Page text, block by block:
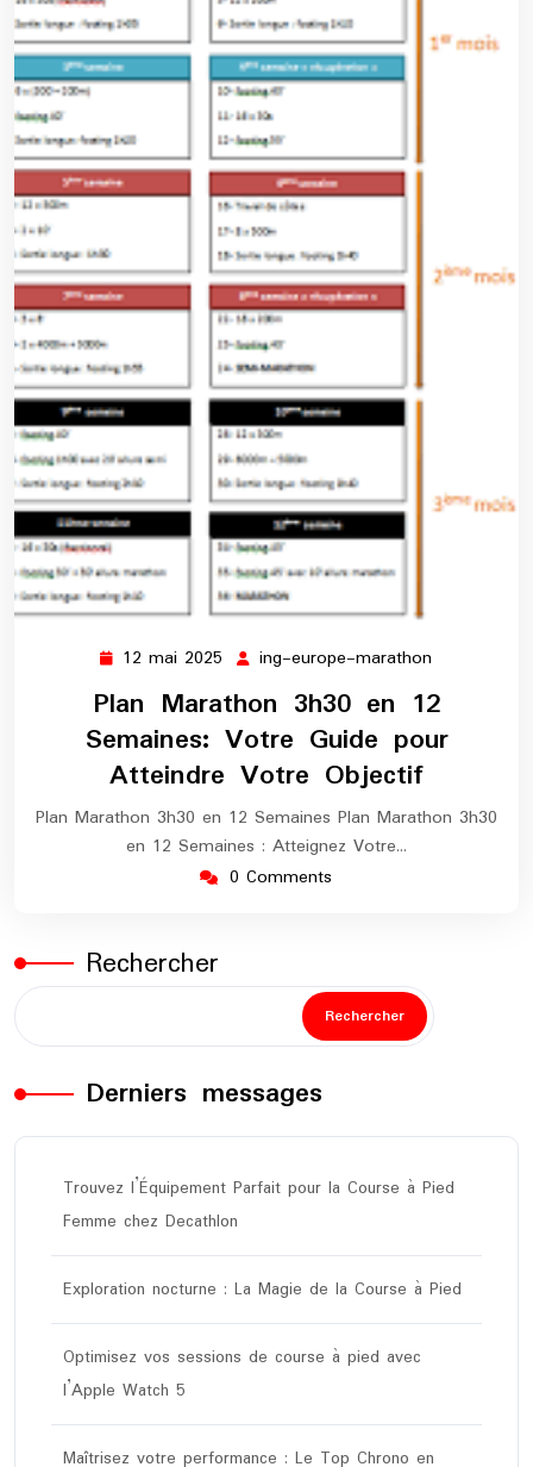
12 mai 2025 12
mai
2025
ing-europe-marathon
europe-
marathon
Plan Marathon 3h30 en 12
Semaines: Votre Guide pour
Atteindre Votre Objectif
Plan Marathon 3h30 en 12 Semaines Plan Marathon 3h30
en 12 Semaines : Atteignez Votre…
0 Comments
Rechercher
Rechercher
Derniers messages
Trouvez l’Équipement Parfait pour la Course à Pied
Femme chez Decathlon
Exploration nocturne : La Magie de la Course à Pied
Optimisez vos sessions de course à pied avec
l’Apple Watch 5
Maîtrisez votre performance : Le Top Chrono en